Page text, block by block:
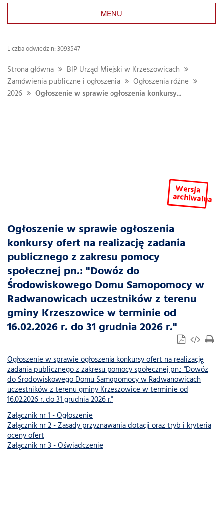
MENU
Liczba odwiedzin: 3093547
Strona główna
BIP Urząd Miejski w Krzeszowicach
Zamówienia publiczne i ogłoszenia
Ogłoszenia różne
2026
Ogłoszenie w sprawie ogłoszenia konkursy...
Wersja
archiwalna
Ogłoszenie w sprawie ogłoszenia
konkursy ofert na realizację zadania
publicznego z zakresu pomocy
społecznej pn.: "Dowóz do
Środowiskowego Domu Samopomocy w
Radwanowicach uczestników z terenu
gminy Krzeszowice w terminie od
16.02.2026 r. do 31 grudnia 2026 r."
Ogłoszenie w sprawie ogłoszenia konkursy ofert na realizację
zadania publicznego z zakresu pomocy społecznej pn.: "Dowóz
do Środowiskowego Domu Samopomocy w Radwanowicach
uczestników z terenu gminy Krzeszowice w terminie od
16.02.2026 r. do 31 grudnia 2026 r."
Załącznik nr 1 - Ogłoszenie
Załącznik nr 2 - Zasady przyznawania dotacji oraz tryb i kryteria
oceny ofert
Załącznik nr 3 - Oświadczenie